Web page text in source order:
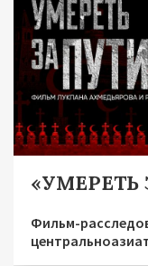
«УМЕРЕТЬ
Фильм-